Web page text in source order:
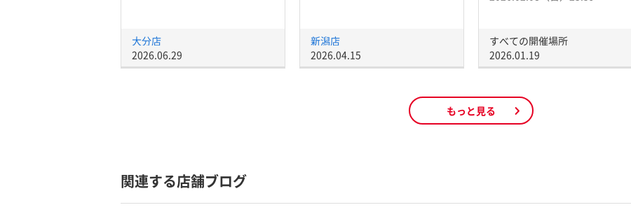
大分店
2026.06.29
新潟店
2026.04.15
すべての開催場所
2026.01.19
もっと見る
関連する店舗ブログ